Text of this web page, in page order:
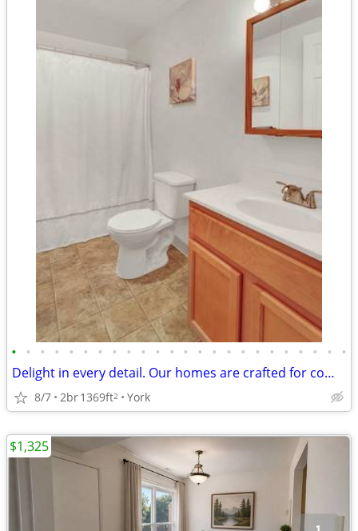
• • • • • • • • • • • • • • • • • • • • • • • •
Delight in every detail. Our homes are crafted for comfort.
8/7 2br1369ft2 York
$1,325